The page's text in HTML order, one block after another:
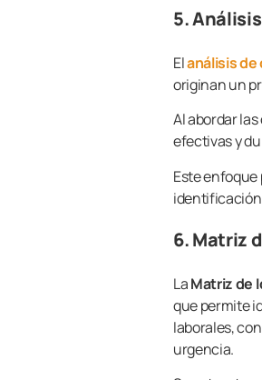
5.
Elanálisis de
originan un
Al abordar
efectivas y
Este
identificación
6. Matriz
LaMatriz de
que permite
laborales,
urgencia.